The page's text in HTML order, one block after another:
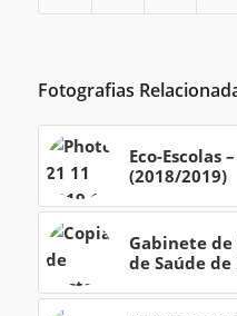
Fotografias
Eco-Escolas
(2018/2019)
Gabinete
de Saúde